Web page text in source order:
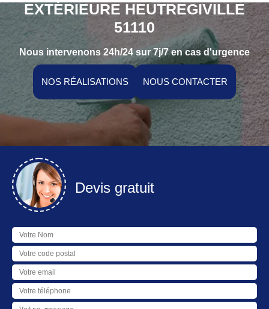
EXTÉRIEURE HEUTREGIVILLE
51110
Nous intervenons 24h/24 sur 7j/7 en cas d'urgence
NOS RÉALISATIONS NOUS CONTACTER
Devis gratuit